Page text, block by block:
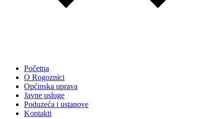
Početna
O Rogoznici
Općinska uprava
Javne usluge
Poduzeća i ustanove
Kontakti